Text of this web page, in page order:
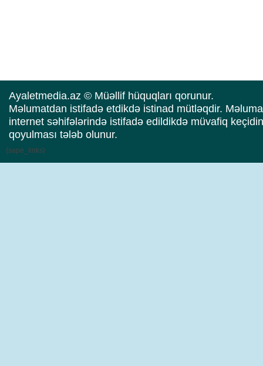
Ayaletmedia.az © Müəllif hüquqları qorunur.
Məlumatdan istifadə etdikdə istinad mütləqdir.
internet səhifələrində istifadə edildikdə müvafiq keçidin
qoyulması tələb olunur.
{sape_links}